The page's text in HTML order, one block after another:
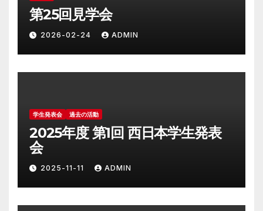
第25回見学会
2026-02-24 ADMIN
学生発表会 過去の活動
2025年度 第1回 西日本学生発表
会
2025-11-11 ADMIN